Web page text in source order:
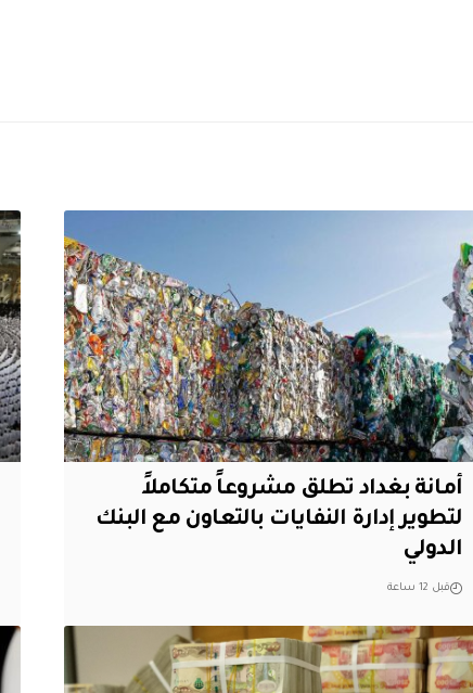
أمانة بغداد تطلق مشروعاً متكاملاً
لتطوير إدارة النفايات بالتعاون مع البنك
الدولي
قبل 12 ساعة